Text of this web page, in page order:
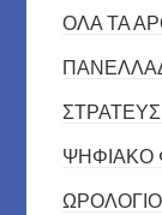
ΟΛΑ ΤΑ
ΨΗΦΙΑΚΟ